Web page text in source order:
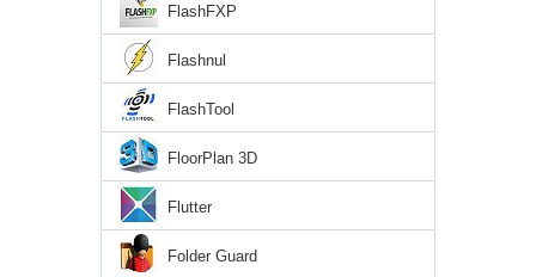
FlashFXP
Flashnul
FlashTool
FloorPlan 3D
Flutter
Folder Guard